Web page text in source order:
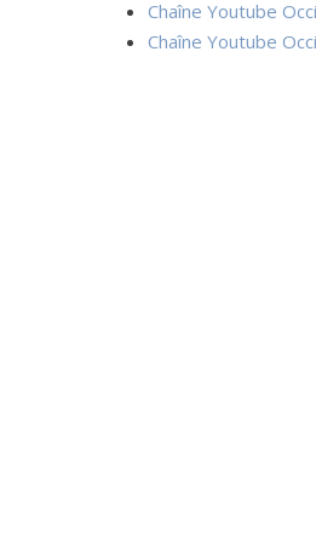
Chaîne Youtube
Chaîne Youtube